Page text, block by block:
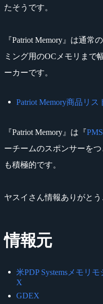
たそうです。
『Patriot Memory』は通
ミング用のOCメモリまで
ーカーです。
Patriot Memory商品リス
『Patriot Memory』は『
ーチームのスポンサーを
も積極的です。
ヤスイさん情報ありがとう
情報元
米PDP Systemsメモリ
X
GDEX